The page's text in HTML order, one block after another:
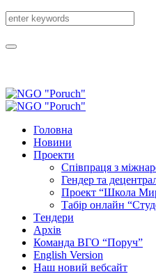
Головна
Новини
Проекти
Співпраця з
Гендер та
Проект “Школа
Табір онлайн
Tендери
Архів
Команда ВГО “Поруч”
English Version
Наш новий вебсайт